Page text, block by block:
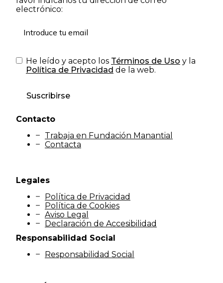
electrónico:
He leído y acepto los Términos de Uso y la
Política de Privacidad de la web.
Suscribirse
Contacto
Trabaja en Fundación Manantial
Contacta
Legales
Política de Privacidad
Política de Cookies
Aviso Legal
Declaración de Accesibilidad
Responsabilidad Social
Responsabilidad Social